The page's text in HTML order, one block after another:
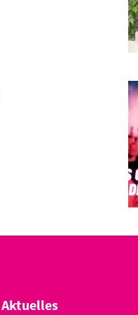
Aktuelles